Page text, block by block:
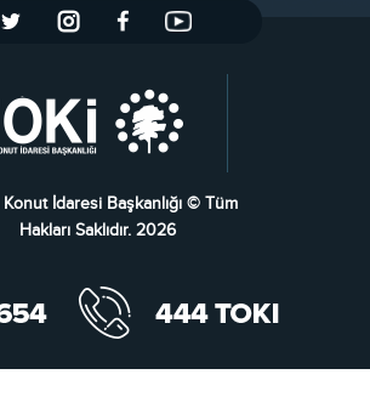
İdaresi Başkanlığı © Tüm
Hakları Saklıdır. 2026